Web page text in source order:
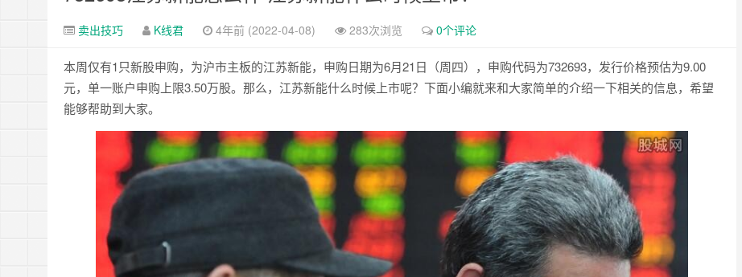
卖出技巧 K线君 4年前 (2022-04-08) 283次浏览 0个评论
本周仅有1只新股申购，为沪市主板的江苏新能，申购日期为6月21日（周四），申购代码为732693，发行价格预估为9.00
元，单一账户申购上限3.50万股。那么，江苏新能什么时候上市呢？下面小编就来和大家简单的介绍一下相关的信息，希望
能够帮助到大家。